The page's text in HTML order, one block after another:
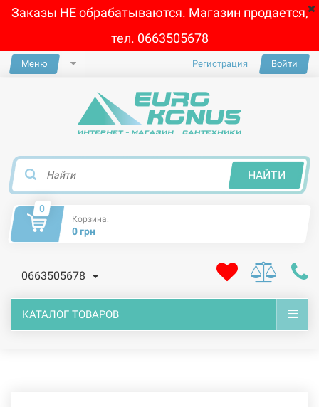
Заказы НЕ обрабатываются. Магазин продается,
тел. 0663505678
Меню Регистрация Войти
НАЙТИ
0
Корзина:
0 грн
0663505678
КАТАЛОГ ТОВАРОВ